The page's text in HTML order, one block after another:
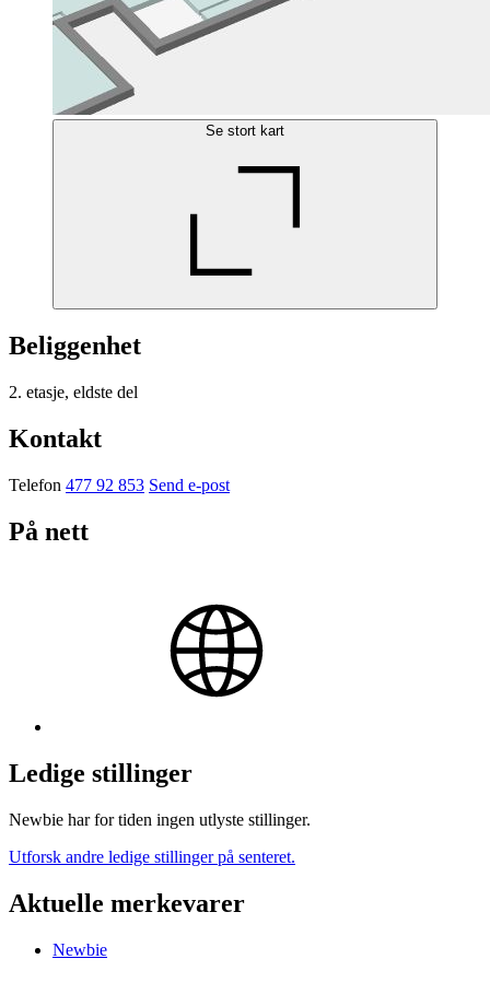
Se stort kart
Beliggenhet
2. etasje, eldste del
Kontakt
Telefon 477 92 853 Send e-post
På nett
Ledige stillinger
Newbie har for tiden ingen utlyste stillinger.
Utforsk andre ledige stillinger på senteret.
Aktuelle merkevarer
Newbie